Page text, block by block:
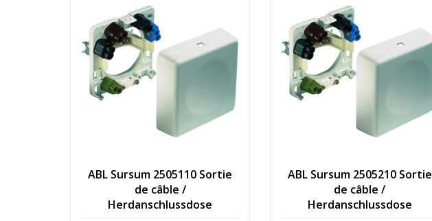
ABL Sursum 2505110 Sortie
de câble /
Herdanschlussdose
ABL Sursum 2505210 Sortie
de câble /
Herdanschlussdose